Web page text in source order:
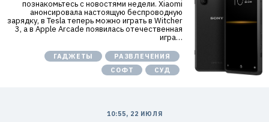
познакомьтесь с новостями недели. Xiaomi
анонсировала настоящую беспроводную
зарядку, в Tesla теперь можно играть в Witcher
3, а в Apple Arcade появилась отечественная
игра…
ГАДЖЕТЫ
РАЗВЛЕЧЕНИЯ
СОФТ
СУД
10:55, 22 ИЮЛЯ